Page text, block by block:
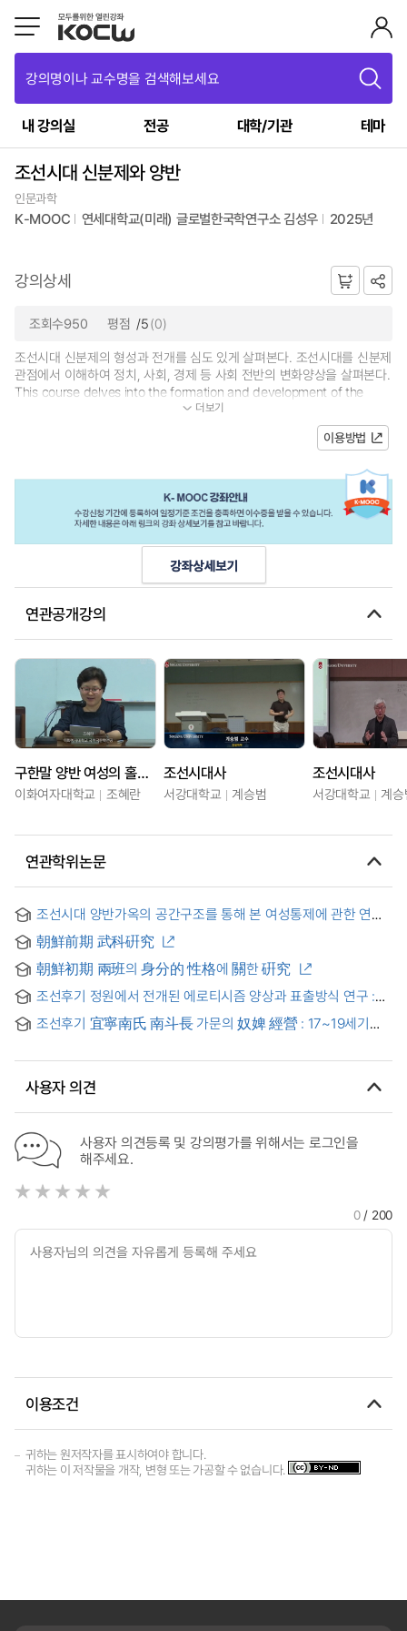
강의명이나 교수명을 검색해보세요
내 강의실 전공 대학/기관 테마
조선시대 신분제와 양반
인문과학
K-MOOC 연세대학교(미래) 글로벌한국학연구소 김성우 2025년
강의상세
조회수950 평점 /5(0)
조선시대 신분제의 형성과 전개를 심도 있게 살펴본다. 조선시대를 신분제
관점에서 이해하여 정치, 사회, 경제 등 사회 전반의 변화양상을 살펴본다.
This course delves into the formation and development of the
social status system of the Joseon dynasty...
더보기
이용방법
연관공개강의
구한말 양반 여성의 홀로서기
이화여자대학교 조혜란
조선시대사
서강대학교 계승범
조선시대사
서강대학교 계
연관학위논문
조선시대 양반가옥의 공간구조를 통해 본 여성통제에 관한 연구 :
영남 良洞마을 香壇을 중심으로 = (A) Study on the Control
of Women through the Yang-Ban(兩班) House structure
in the Choson Dynasty : in case of the Hang-Dan(香壇) at
Yang-Dong Village in Young-Nam area
朝鮮前期 武科硏究
朝鮮初期 兩班의 身分的 性格에 關한 硏究
조선후기 정원에서 전개된 에로티시즘 양상과 표출방식 연구 :
풍속화와 시문 해석을 중심으로
조선후기 宜寧南氏 南斗長 가문의 奴婢 經營 : 17~19세기
사용자 의견
사용자 의견등록 및 강의평가를 위해서는 로그인을
해주세요.
0/ 200
이용조건
귀하는 원저작자를 표시하여야 합니다.
귀하는 이 저작물을 개작, 변형 또는 가공할 수 없습니다.